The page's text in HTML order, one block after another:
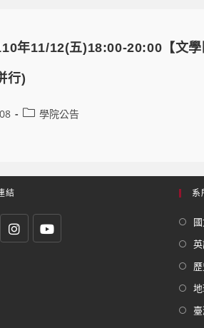
年11/12(五)18:00-20:00【文
行)
學院公告
結 系